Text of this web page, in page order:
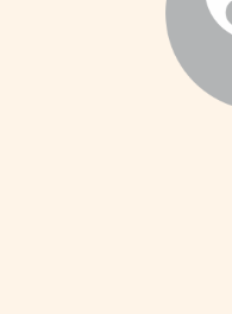
> ASSOCIAÇÃO DOS
> BIBLIOTECA
ROMEU GRIMALDI